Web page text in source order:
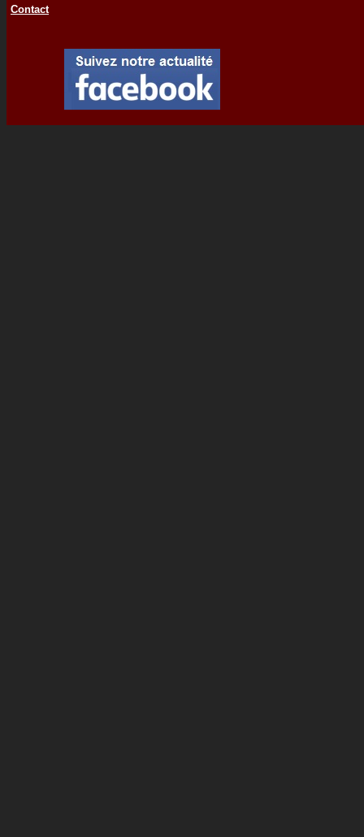
Contact